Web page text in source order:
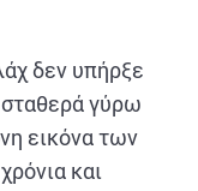
δεν υπήρξε
γύρω
εικόνα των
και